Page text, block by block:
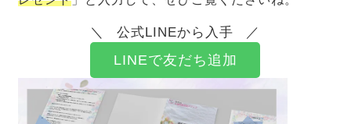
公式LINEから入手
LINEで友だち追加